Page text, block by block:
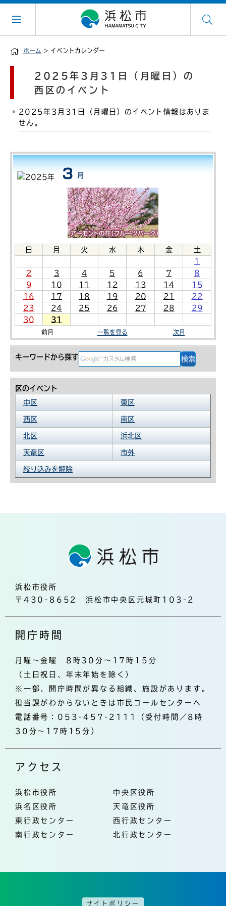
ホーム > イベントカレンダー
日 月 火 水 木 金
土
1
2
3 4 5 6 7
8
9
10 11 12 13 14
15
16
17 18 19 20 21
22
23
24 25 26 27 28
29
30
31
前月 一覧を見る 次月
キーワードから探す
区のイベント
中区
東区
西区 南区
北区 浜北区
天竜区 市外
絞り込みを解除
2025年3月31日（月曜日）の
西区のイベント
2025年3月31日（月曜日）のイベント情報はありま
せん。
浜松市役所
〒430-8652 浜松市中央区元城町103-2
開庁時間
月曜～金曜 8時30分～17時15分
（土日祝日、年末年始を除く）
※一部、開庁時間が異なる組織、施設があります。
担当課がわからないときは市民コールセンターへ
電話番号：053-457-2111（受付時間／8時
30分～17時15分）
アクセス
浜松市役所
中央区役所
浜名区役所
天竜区役所
東行政センター
西行政センター
南行政センター
北行政センター
サイトポリシー